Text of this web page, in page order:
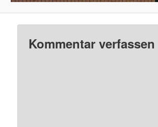
Kommentar verfassen